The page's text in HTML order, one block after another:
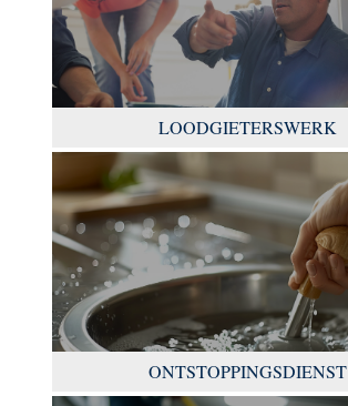
LOODGIETERSWERK
ONTSTOPPINGSDIENST